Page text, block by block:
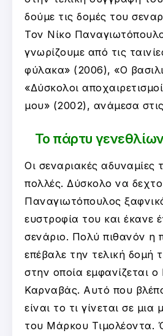
δούμε τις δομές του
Τον Νίκο
γνωρίζουμε από τις
φύλακα» (2006), «Ο
«Δύσκολοι
μου» (2002), ανάμεσα
Το πάρτυ
Οι σεναριακές αδυναμίες
πολλές. Δύσκολο να
Παναγιωτόπουλος
ευστροφία του και έκανε
σενάριο. Πολύ πιθανόν η
επέβαλε την τελική δομή
στην οποία εμφανίζεται ο
Καρναβάς. Αυτό που
είναι το τι γίνεται σε
του Μάρκου Τιμολέοντα.